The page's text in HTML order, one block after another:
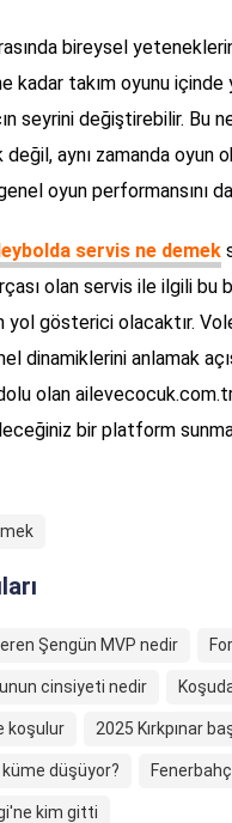
bireysel
kadar takım oyunu
seyrini değiştirebilir.
aynı zamanda oyun
oyun performansını
servis ne demek
olan servis ile ilgili
yol gösterici olacaktır.
dinamiklerini anlamak
olan
bir platform
Şengün MVP nedir
cinsiyeti nedir
koşulur 2025 Kırkpınar
düşüyor?
kim gitti